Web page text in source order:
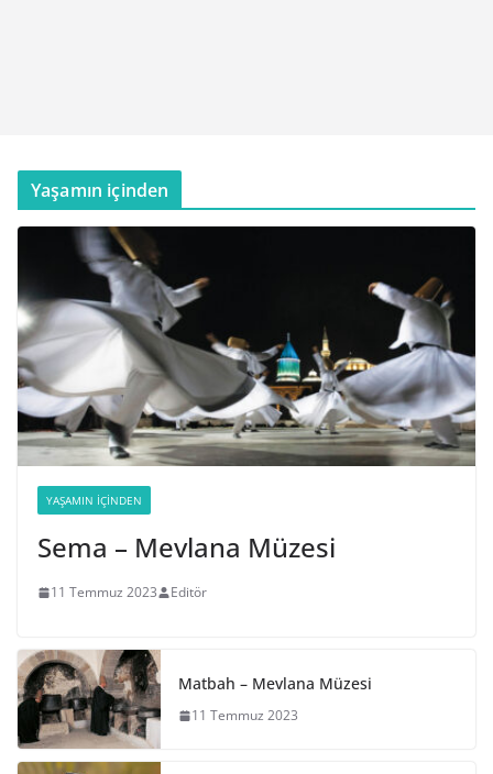
Yaşamın içinden
YAŞAMIN İÇINDEN
Sema – Mevlana Müzesi
11 Temmuz 2023 Editör
Matbah – Mevlana Müzesi
11 Temmuz 2023